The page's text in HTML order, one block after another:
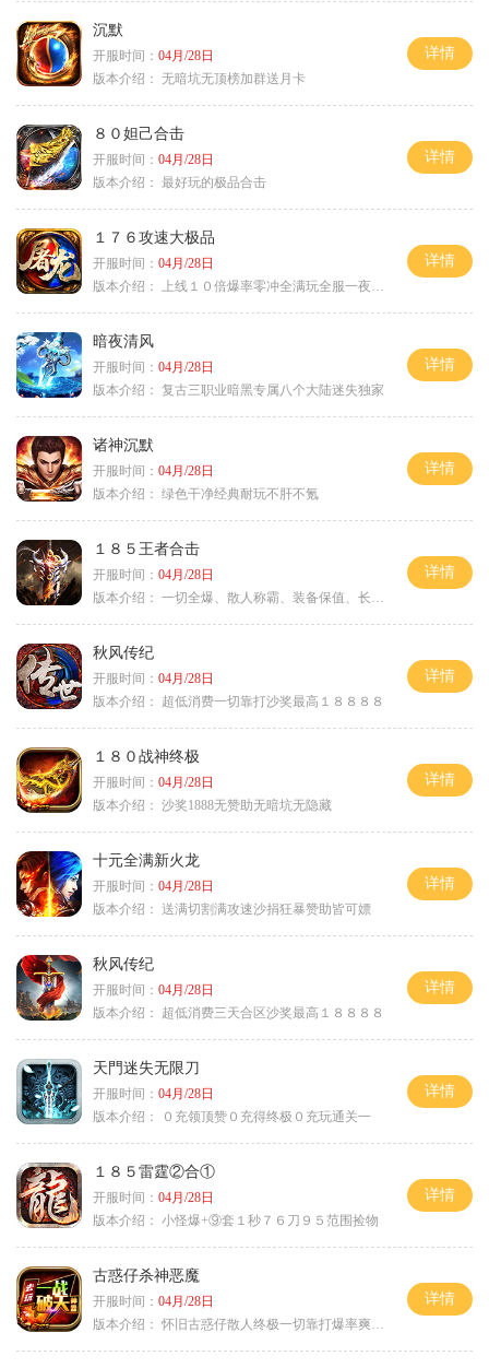
沉默
开服时间： 04月/28日
版本介绍： 无暗坑无顶榜加群送月卡
详情
８０妲己合击
开服时间： 04月/28日
版本介绍： 最好玩的极品合击
详情
１７６攻速大极品
开服时间： 04月/28日
版本介绍：
上线１０倍爆率零冲全满玩全服一夜终极
详情
暗夜清风
开服时间： 04月/28日
版本介绍： 复古三职业暗黑专属八个大陆迷失独家
详情
诸神沉默
开服时间： 04月/28日
版本介绍： 绿色干净经典耐玩不肝不氪
详情
１８５王者合击
开服时间： 04月/28日
版本介绍： 一切全爆、散人称霸、装备保值、长期耐玩
详情
秋风传纪
开服时间： 04月/28日
版本介绍：
超低消费一切靠打沙奖最高１８８８８
详情
１８０战神终极
开服时间： 04月/28日
版本介绍： 沙奖1888无赞助无暗坑无隐藏
详情
十元全满新火龙
开服时间： 04月/28日
版本介绍： 送满切割满攻速沙捐狂暴赞助皆可嫖
详情
秋风传纪
开服时间： 04月/28日
版本介绍：
超低消费三天合区沙奖最高１８８８８
详情
天門迷失无限刀
开服时间： 04月/28日
版本介绍：
０充领顶赞０充得终极０充玩通关一
详情
１８５雷霆②合①
开服时间： 04月/28日
版本介绍： 小怪爆+⑨套１秒７６刀９５范围捡物
详情
古惑仔杀神恶魔
开服时间： 04月/28日
版本介绍： 怀旧古惑仔散人终极一切靠打爆率爽翻天
详情